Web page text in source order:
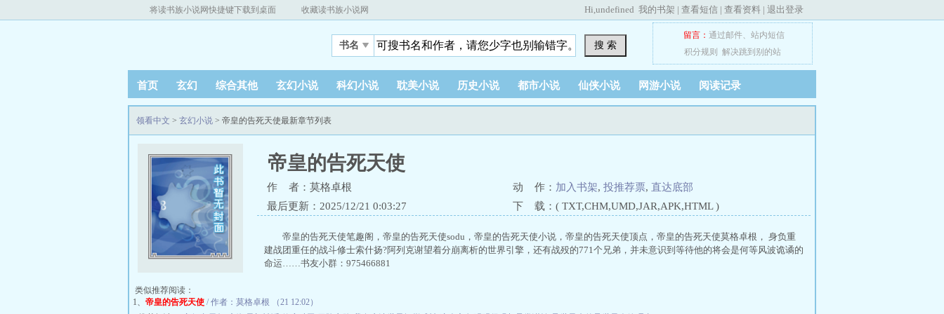
将读书族小说网快捷键下载到桌面 收藏读书族小说网 Hi,undefined 我的书架 | 查看短信 | 查看资料 | 退出登录
书名 搜 索
留言： 通过邮件、 站内短信
积分规则
解决跳到别的站
首页 玄幻 综合其他 玄幻小说 科幻小说 耽美小说 历史小说 都市小说 仙侠小说 网游小说 阅读记录
领看中文 > 玄幻小说 > 帝皇的告死天使最新章节列表
帝皇的告死天使
作 者：莫格卓根 动 作： 加入书架, 投推荐票, 直达底部
最后更新：2025/12/21 0:03:27
下 载：( TXT,CHM,UMD,JAR,APK,HTML )
帝皇的告死天使笔趣阁，帝皇的告死天使sodu，帝皇的告死天使小说，帝皇的告死天使顶点，帝皇的告死天使莫格卓根， 身负重
建战团重任的战斗修士索什扬?阿列克谢望着分崩离析的世界引擎，还有战殁的771个兄弟，并未意识到等待他的将会是何等风波诡谲的
命运……书友小群：975466881
类似推荐阅读：
1、 帝皇的告死天使 / 作者：莫格卓根 （21 12:02）